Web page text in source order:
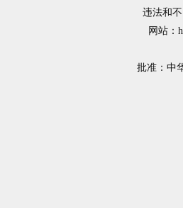
违法和
网站：
批准：